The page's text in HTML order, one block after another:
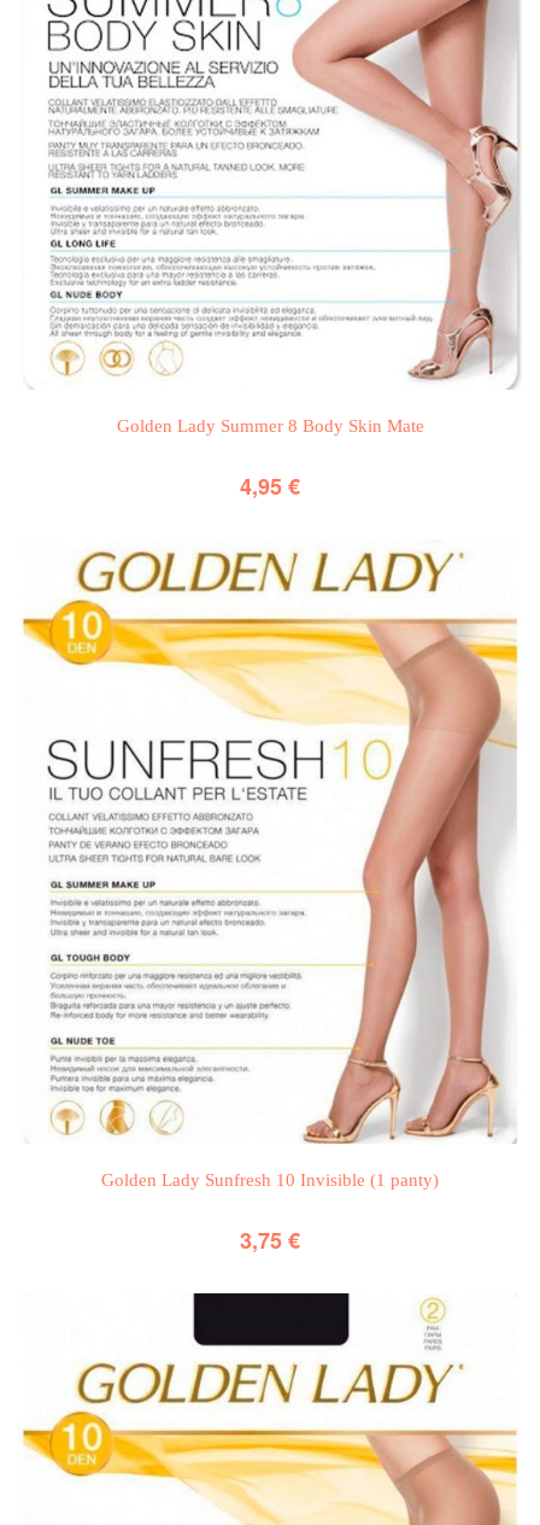
Golden Lady Summer 8 Body Skin Mate
4,95€
Golden Lady Sunfresh 10 Invisible (1 panty)
3,75€